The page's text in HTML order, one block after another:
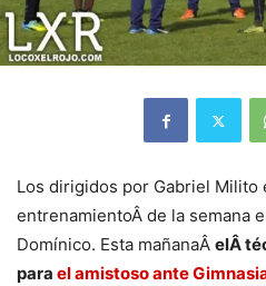
Los dirigidos por Gabriel Milito
entrenamientoÂ de la semana
Domínico. Esta mañanaÂ elÂ
para el amistoso ante